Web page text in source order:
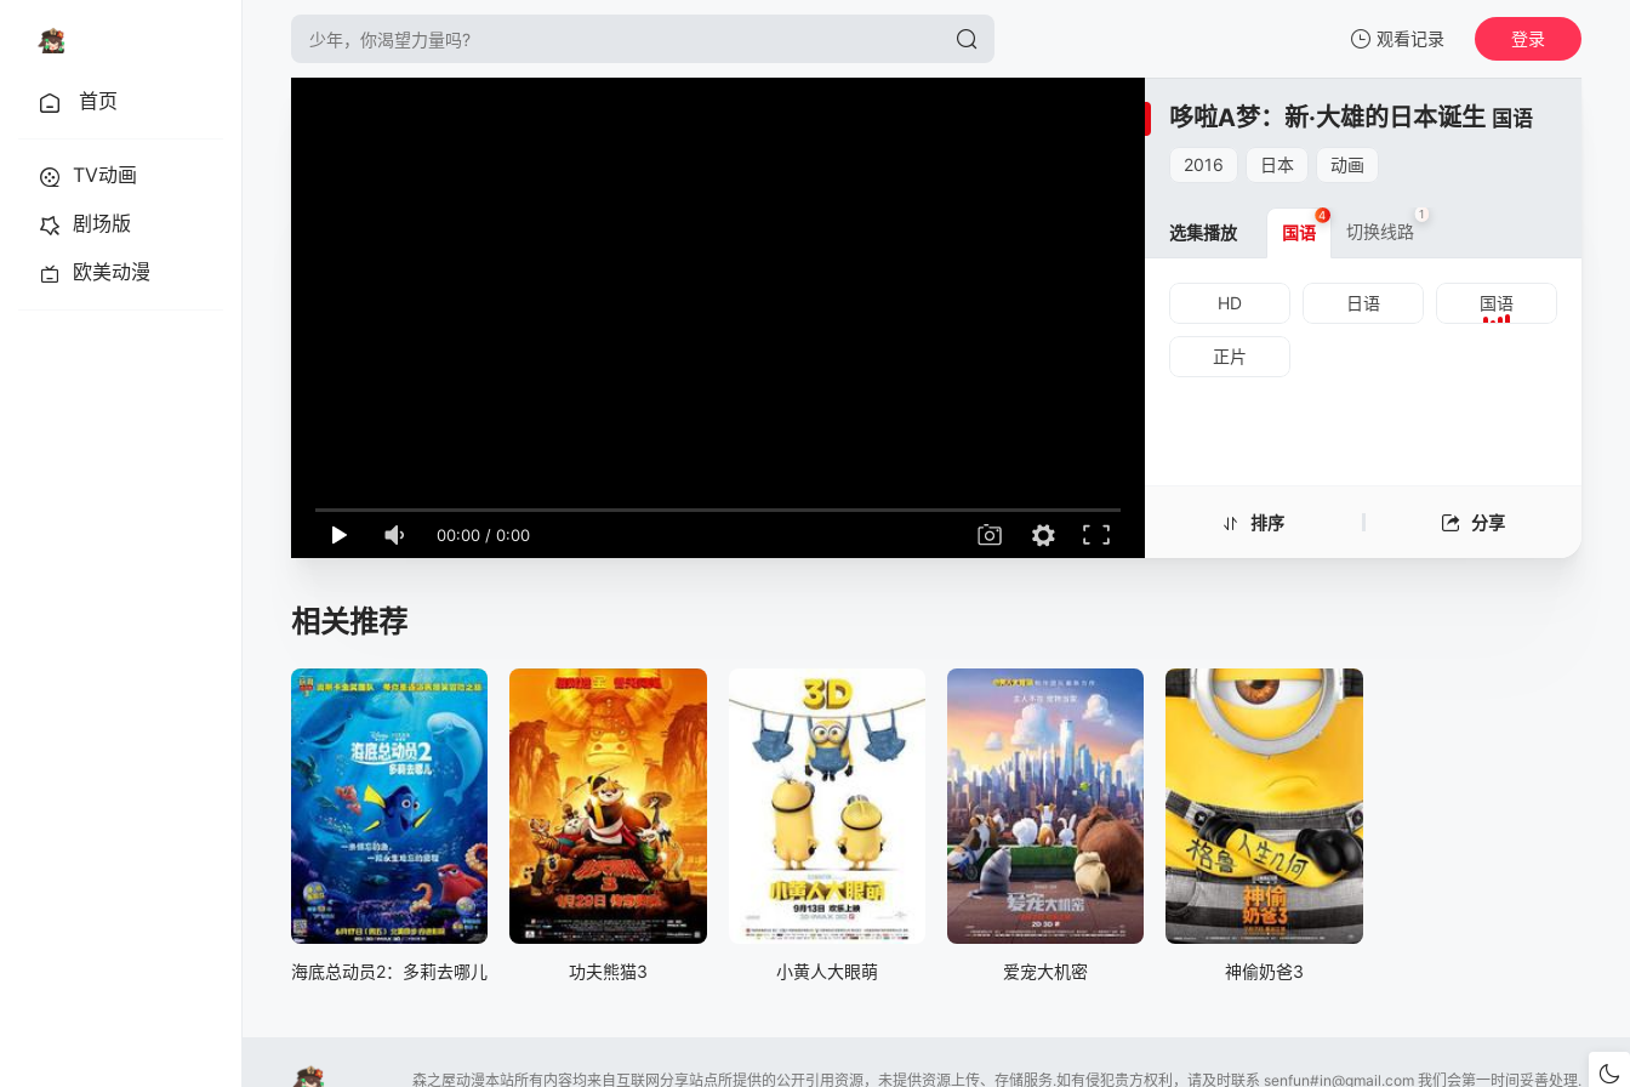
观看记录
我的观影记录
登录
首页
TV动画
剧场版
欧美动漫
00:00 / 0:00
哆啦A梦：新·大雄的日本诞生 国语
2016 日本 动画
排序 分享
选集播放 国语
4
切换线路
1
HD 日语 国语
正片
相关推荐
海底总动员2：多莉去哪儿 功夫熊猫3 小黄人大眼萌 爱宠大机密 神偷奶爸3
森之屋动漫本站所有内容均来自互联网分享站点所提供的公开引用资源，未提供资源上传、存储服务.如有侵犯贵方权利，请及时联系 senfun#in@gmail.com 我们会第一时间妥善处理.